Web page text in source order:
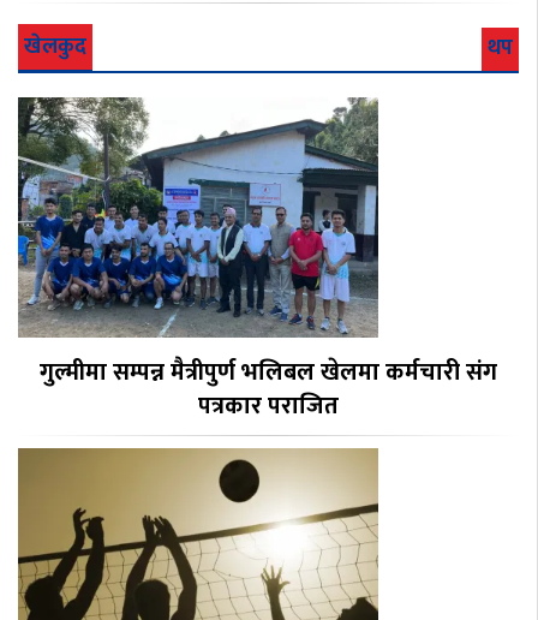
खेलकुद थप
गुल्मीमा सम्पन्न मैत्रीपुर्ण भलिबल खेलमा कर्मचारी संग
पत्रकार पराजित